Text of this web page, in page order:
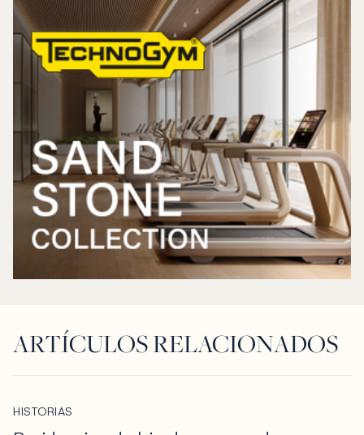
ARTÍCULOS RELACIONADOS
HISTORIAS